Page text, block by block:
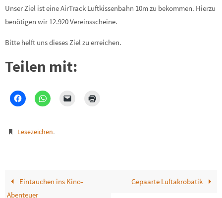
Unser Ziel ist eine AirTrack Luftkissenbahn 10m zu bekommen. Hierzu
benötigen wir 12.920 Vereinsscheine.
Bitte helft uns dieses Ziel zu erreichen.
Teilen mit:
Lesezeichen.
Eintauchen ins Kino-
Abenteuer
Gepaarte Luftakrobatik